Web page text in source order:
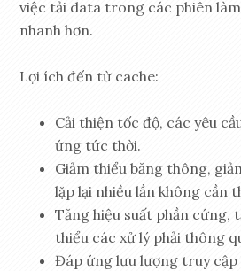
việc tải data trong các phiên
nhanh hơn.
Lợi ích đến từ cache:
Cải thiện tốc độ, các yêu
ứng tức thời.
Giảm thiểu băng thông,
lặp lại nhiều lần không cần
Tăng hiệu suất phần cứng,
thiểu các xử lý phải thông
Đáp ứng lưu lượng truy cập